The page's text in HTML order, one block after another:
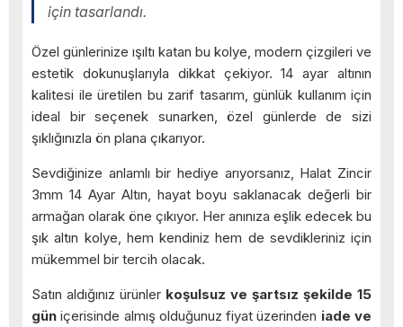
için tasarlandı.
Özel günlerinize ışıltı katan bu kolye, modern çizgileri ve
estetik dokunuşlarıyla dikkat çekiyor. 14 ayar altının
kalitesi ile üretilen bu zarif tasarım, günlük kullanım için
ideal bir seçenek sunarken, özel günlerde de sizi
şıklığınızla ön plana çıkarıyor.
Sevdiğinize anlamlı bir hediye arıyorsanız, Halat Zincir
3mm 14 Ayar Altın, hayat boyu saklanacak değerli bir
armağan olarak öne çıkıyor. Her anınıza eşlik edecek bu
şık altın kolye, hem kendiniz hem de sevdikleriniz için
mükemmel bir tercih olacak.
Satın aldığınız ürünler koşulsuz ve şartsız şekilde 15
gün içerisinde almış olduğunuz fiyat üzerinden iade ve